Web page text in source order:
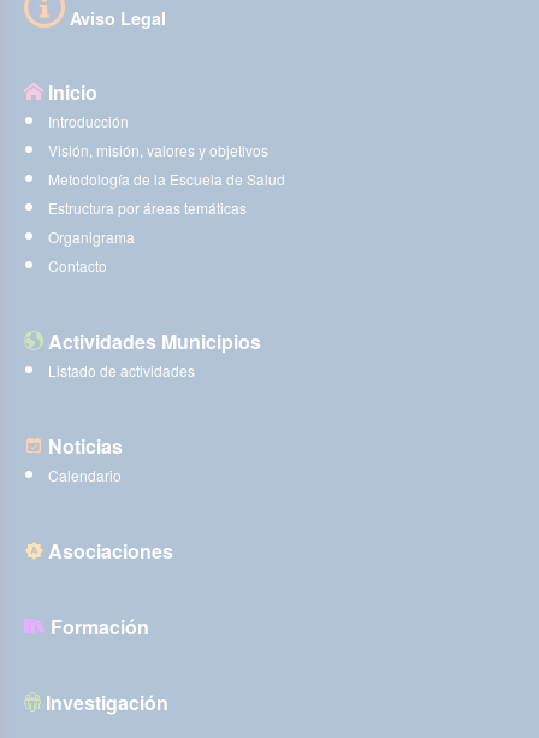
Aviso Legal
Inicio
Introducción
Visión, misión, valores y objetivos
Metodología de la Escuela de Salud
Estructura por áreas temáticas
Organigrama
Contacto
Actividades Municipios
Listado de actividades
Noticias
Calendario
Asociaciones
Formación
Investigación